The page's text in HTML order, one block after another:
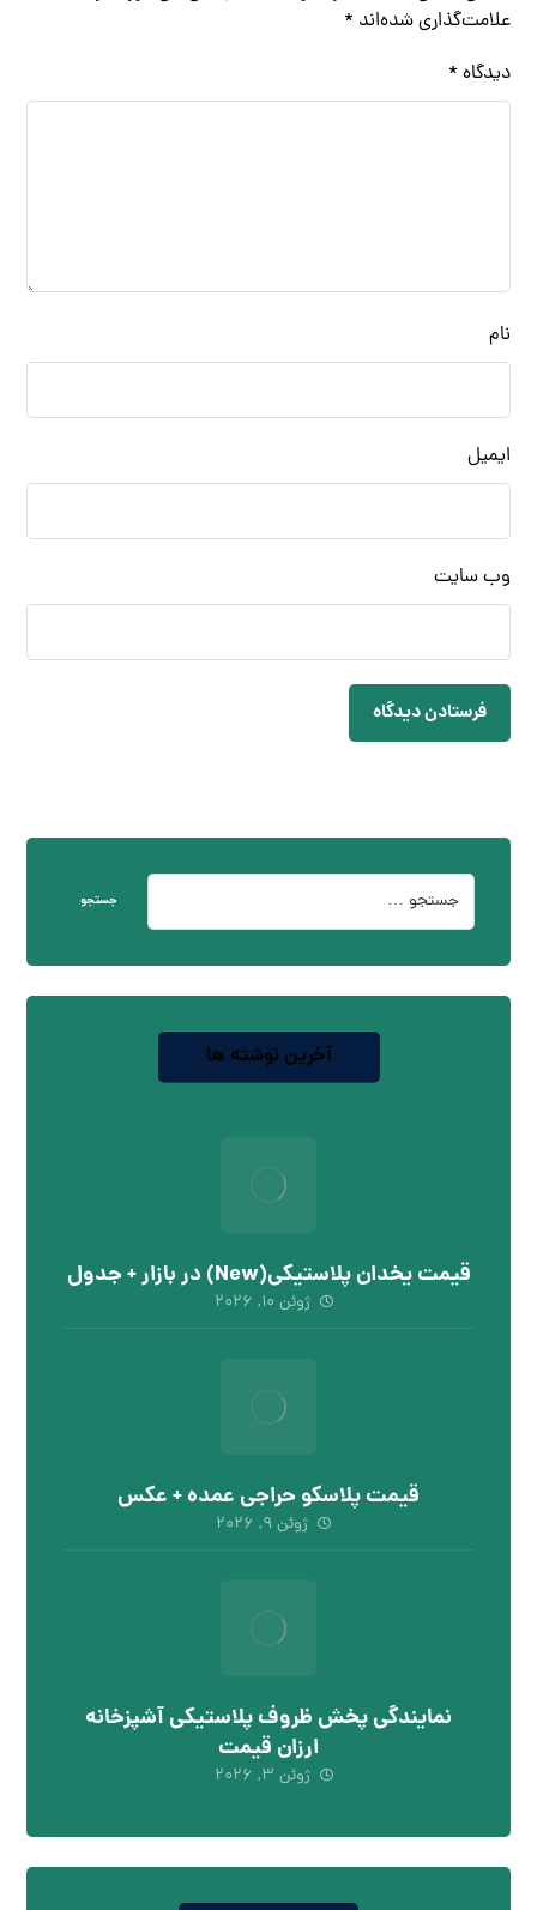
علامت‌گذاری شده‌اند *
دیدگاه *
نام
ایمیل
وب‌ سایت
فرستادن دیدگاه
جستجو
آخرین نوشته ها
قیمت یخدان پلاستیکی(New) در بازار + جدول
ژوئن ۱۰, ۲۰۲۶
قیمت پلاسکو حراجی عمده + عکس
ژوئن ۹, ۲۰۲۶
نمایندگی پخش ظروف پلاستیکی آشپزخانه
ارزان قیمت
ژوئن ۳, ۲۰۲۶